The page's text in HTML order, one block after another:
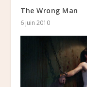
The Wrong Man
6 juin 2010